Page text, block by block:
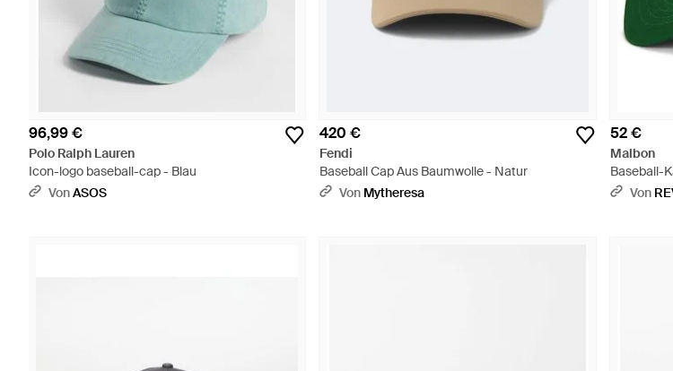
96,99 €
Polo Ralph Lauren
Icon-logo baseball-cap - Blau
VonASOS
420 €
Fendi
Baseball Cap Aus Baumwolle - Natur
Von Mytheresa
52 €
Malbon
Baseball-
Von